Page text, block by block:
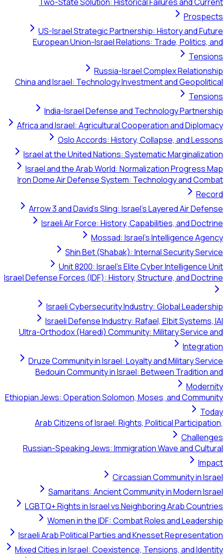
Prospects
US-Israel Strategic Partnership: History and Future
European Union-Israel Relations: Trade, Politics, and
Tensions
Russia-Israel Complex Relationship
China and Israel: Technology Investment and Geopolitical
Tensions
India-Israel Defense and Technology Partnership
Africa and Israel: Agricultural Cooperation and Diplomacy
Oslo Accords: History, Collapse, and Lessons
Israel at the United Nations: Systematic Marginalization
Israel and the Arab World: Normalization Progress Map
Iron Dome Air Defense System: Technology and Combat
Record
Arrow 3 and David's Sling: Israel's Layered Air Defense
Israeli Air Force: History, Capabilities, and Doctrine
Mossad: Israel's Intelligence Agency
Shin Bet (Shabak): Internal Security Service
Unit 8200: Israel's Elite Cyber Intelligence Unit
Israel Defense Forces (IDF): History, Structure, and Doctrine
Israeli Cybersecurity Industry: Global Leadership
Israeli Defense Industry: Rafael, Elbit Systems, IAI
Ultra-Orthodox (Haredi) Community: Military Service and
Integration
Druze Community in Israel: Loyalty and Military Service
Bedouin Community in Israel: Between Tradition and
Modernity
Ethiopian Jews: Operation Solomon, Moses, and Community
Today
Arab Citizens of Israel: Rights, Political Participation,
Challenges
Russian-Speaking Jews: Immigration Wave and Cultural
Impact
Circassian Community in Israel
Samaritans: Ancient Community in Modern Israel
LGBTQ+ Rights in Israel vs Neighboring Arab Countries
Women in the IDF: Combat Roles and Leadership
Israeli Arab Political Parties and Knesset Representation
Mixed Cities in Israel: Coexistence, Tensions, and Identity